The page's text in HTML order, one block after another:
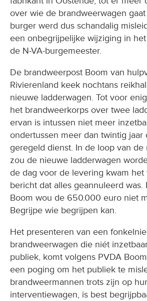
over wie de brandweerwagen
burger werd dus schandalig
een onbegrijpelijke wijziging in
de N-VA-burgemeester.
De brandweerpost Boom van
Rivierenland keek nochtans
nieuwe ladderwagen. Tot voor
het brandweerkorps over twee
ervan is intussen niet meer
ondertussen meer dan twintig jaar
geregeld dienst. In de loop van de
zou de nieuwe ladderwagen
de dag voor de levering kwam het
bericht dat alles geannuleerd
Boom wou de 650.000 euro niet
Begrijpe wie begrijpen kan.
Het presenteren van een
brandweerwagen die niét
publiek, komt volgens PVDA
een poging om het publiek te
brandweermannen trots zijn op
interventiewagen, is best